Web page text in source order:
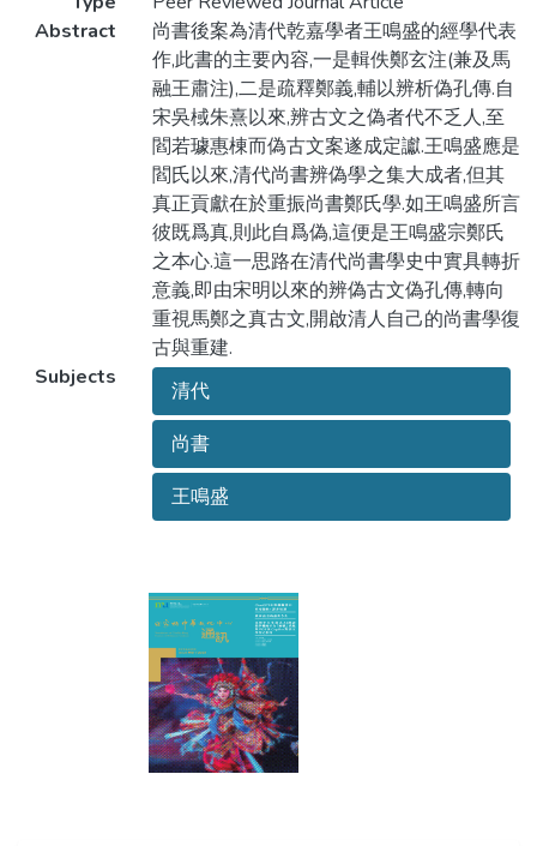
Abstract
尚書後案為清代乾嘉學者王鳴盛的經學代表
作,此書的主要內容,一是輯佚鄭玄注(兼及馬
融王肅注),二是疏釋鄭義,輔以辨析偽孔傳.自
宋吳棫朱熹以來,辨古文之偽者代不乏人,至
閻若璩惠棟而偽古文案遂成定讞.王鳴盛應是
閻氏以來,清代尚書辨偽學之集大成者,但其
真正貢獻在於重振尚書鄭氏學.如王鳴盛所言
彼既爲真,則此自爲偽,這便是王鳴盛宗鄭氏
之本心.這一思路在清代尚書學史中實具轉折
意義,即由宋明以來的辨偽古文偽孔傳,轉向
重視馬鄭之真古文,開啟清人自己的尚書學復
古與重建.
Subjects
清代
尚書
王鳴盛